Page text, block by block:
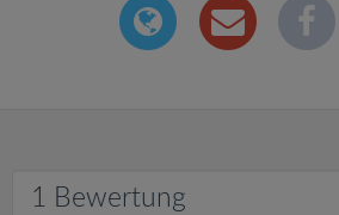
1 Bewertung